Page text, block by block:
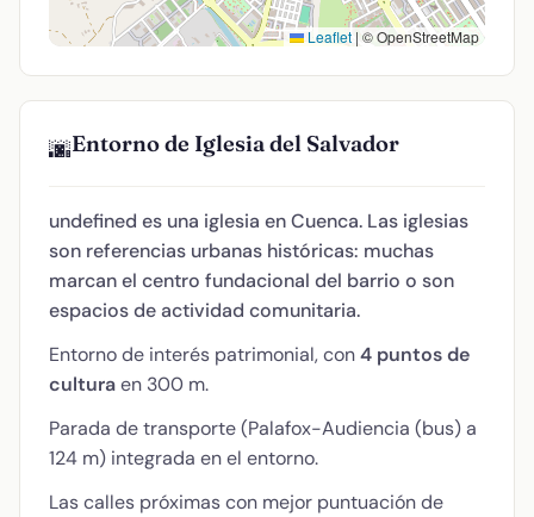
Leaflet | © OpenStreetMap
🌆Entorno de Iglesia del Salvador
undefined es una iglesia en Cuenca. Las iglesias
son referencias urbanas históricas: muchas
marcan el centro fundacional del barrio o son
espacios de actividad comunitaria.
Entorno de interés patrimonial, con4 puntos de
culturaen 300 m.
Parada de transporte (Palafox-Audiencia (bus) a
124 m) integrada en el entorno.
Las calles próximas con mejor puntuación de